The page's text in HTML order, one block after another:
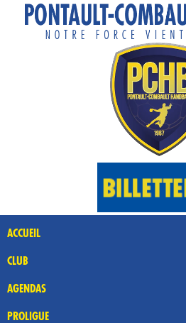
ACCUEIL
CLUB
AGENDAS
PROLIGUE